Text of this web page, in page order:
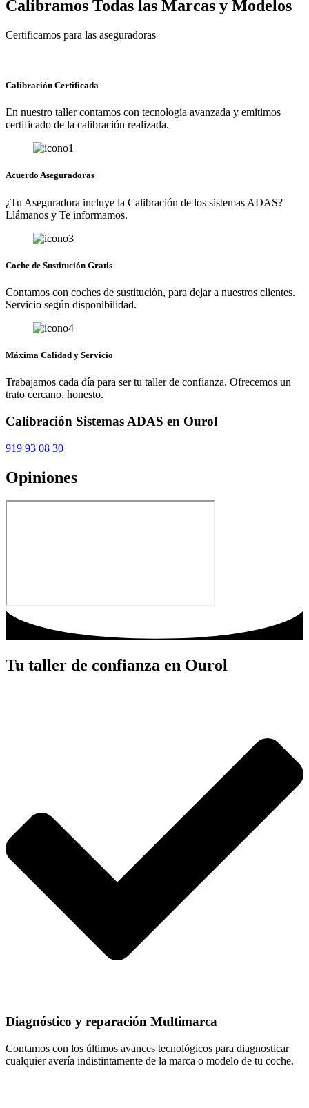
Calibramos Todas las Marcas y Modelos
Certificamos para las aseguradoras
Calibración Certificada
En nuestro taller contamos con tecnología avanzada y emitimos
certificado de la calibración realizada.
Acuerdo Aseguradoras
¿Tu Aseguradora incluye la Calibración de los sistemas ADAS?
Llámanos y Te informamos.
Coche de Sustitución Gratis
Contamos con coches de sustitución, para dejar a nuestros clientes.
Servicio según disponibilidad.
Máxima Calidad y Servicio
Trabajamos cada día para ser tu taller de confianza. Ofrecemos un
trato cercano, honesto.
Calibración Sistemas ADAS en Ourol
919 93 08 30
Opiniones
Tu taller de confianza en Ourol
Diagnóstico y reparación Multimarca
Contamos con los últimos avances tecnológicos para diagnosticar
cualquier avería indistintamente de la marca o modelo de tu coche.